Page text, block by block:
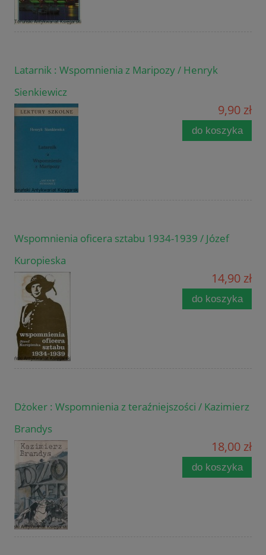
Latarnik : Wspomnienia z Maripozy / Henryk
Sienkiewicz
9,90 zł
do koszyka
Wspomnienia oficera sztabu 1934-1939 / Józef
Kuropieska
14,90 zł
do koszyka
Dżoker : Wspomnienia z teraźniejszości / Kazimierz
Brandys
18,00 zł
do koszyka